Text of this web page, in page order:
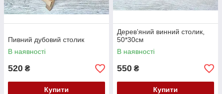
Пивний дубовий столик
В наявності
520 ₴
Купити
Дерев’яний винний столик,
50*30см
В наявності
550 ₴
Купити